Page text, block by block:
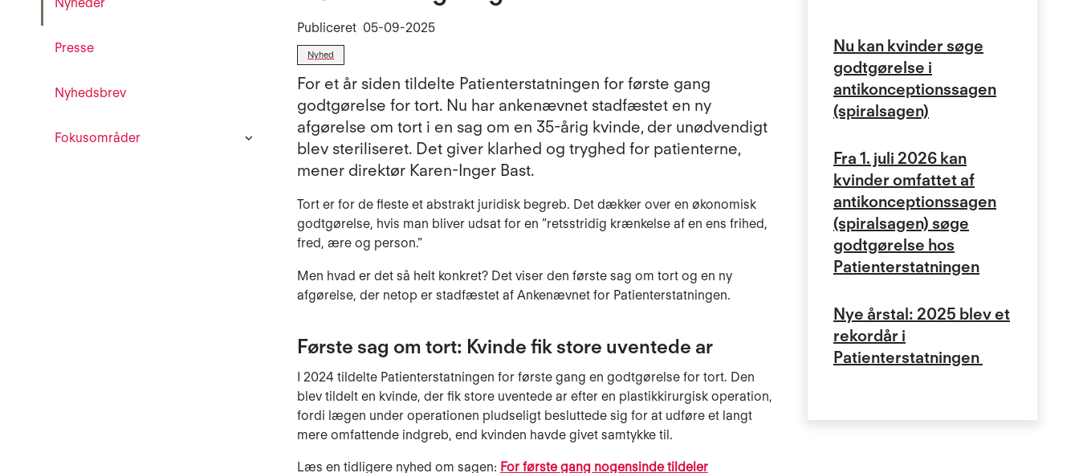
Presse
Nyhedsbrev
Fokusområder
Publiceret 05-09-2025
Nyhed
For et år siden tildelte Patienterstatningen for første gang
godtgørelse for tort. Nu har ankenævnet stadfæstet en ny
afgørelse om tort i en sag om en 35-årig kvinde, der unødvendigt
blev steriliseret. Det giver klarhed og tryghed for patienterne,
mener direktør Karen-Inger Bast.
Tort er for de fleste et abstrakt juridisk begreb. Det dækker over en økonomisk
godtgørelse, hvis man bliver udsat for en ”retsstridig krænkelse af en ens frihed,
fred, ære og person.”
Men hvad er det så helt konkret? Det viser den første sag om tort og en ny
afgørelse, der netop er stadfæstet af Ankenævnet for Patienterstatningen.
Første sag om tort: Kvinde fik store uventede ar
I 2024 tildelte Patienterstatningen for første gang en godtgørelse for tort. Den
blev tildelt en kvinde, der fik store uventede ar efter en plastikkirurgisk operation,
fordi lægen under operationen pludseligt besluttede sig for at udføre et langt
mere omfattende indgreb, end kvinden havde givet samtykke til.
Læs en tidligere nyhed om sagen: For første gang nogensinde tildeler
Nu kan kvinder søge
godtgørelse i
antikonceptionssagen
(spiralsagen)
Fra 1. juli 2026 kan
kvinder omfattet af
antikonceptionssagen
(spiralsagen) søge
godtgørelse hos
Patienterstatningen
Nye årstal: 2025 blev et
rekordår i
Patienterstatningen